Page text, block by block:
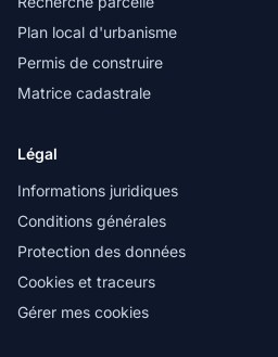
Plan local d'urbanisme
Permis de construire
Matrice cadastrale
Légal
Informations juridiques
Conditions générales
Protection des données
Cookies et traceurs
Gérer mes cookies